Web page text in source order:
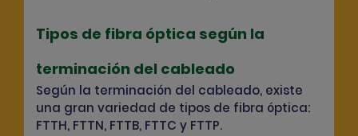
Tipos de fibra óptica según la
terminación del cableado
Según la terminación del cableado, existe
una gran variedad de tipos de fibra óptica:
FTTH, FTTN, FTTB, FTTC y FTTP.